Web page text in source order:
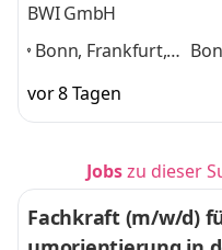
BWI GmbH
Bonn, Frankfurt,
München,
Nürnberg, Ulm,
vor 8 Tagen
Jobszu dieser
Fachkraft (m/w/d)